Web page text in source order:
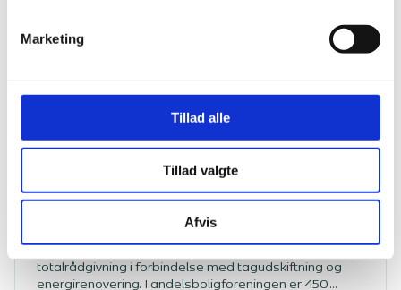
Marketing
Tillad alle
Tillad valgte
Afvis
Bang & Beenfeldt har været totalrådgiver på
renoveringen af A/B Holmegaarden. Renoveringen har
omfangsrigt projekt, hvor der skulle tages højde for
mange forskellige forhold, og derfor er projektet
Brønshøj
totalrådgivning i forbindelse med tagudskiftning og
energirenovering. I andelsboligforeningen er 450